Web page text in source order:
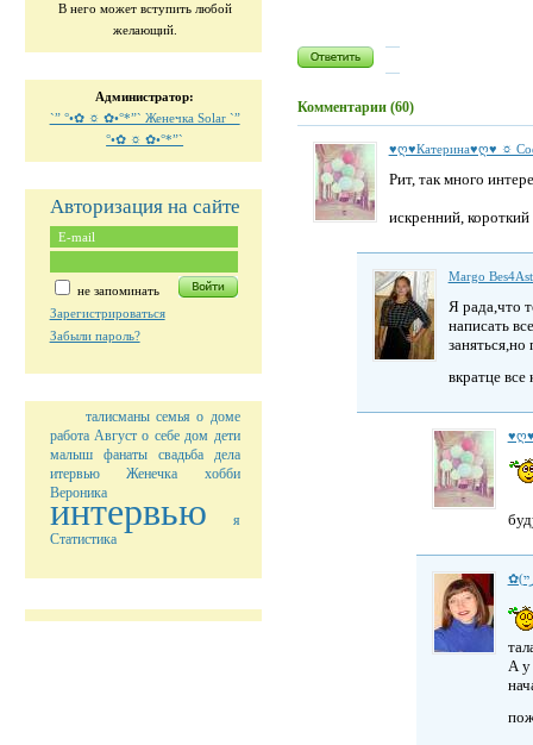
В него может вступить любой
желающий.
Администратор:
`” °•✿ ☼ ✿•°*”` Женечка Solar `”
°•✿ ☼ ✿•°*”`
Авторизация на сайте
не запоминать
Зарегистрироваться
Забыли пароль?
талисманы семья о доме
работа Август о себе дом дети
малыш
фанаты свадьба
дела
итервью
Женечка
хобби
Вероника
интервью
я
Статистика
Комментарии (60)
♥ღ♥Катерина♥ღ♥ ☼
Рит, так много
искренний,
Margo
Я рада,что
написать
вкратце
А у